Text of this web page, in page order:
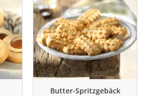
Butter-Spritzgebäck